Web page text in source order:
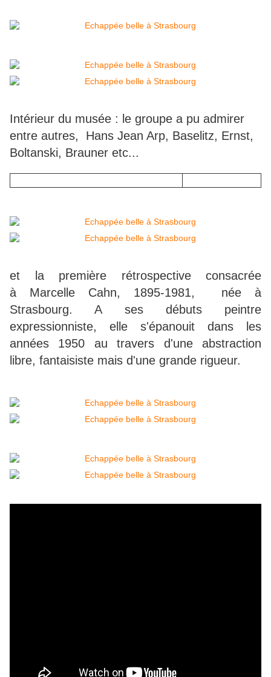
Intérieur du musée : le groupe a pu admirer
entre autres, Hans Jean Arp, Baselitz, Ernst,
Boltanski, Brauner etc...
et la première rétrospective consacrée
à Marcelle Cahn, 1895-1981, née à
Strasbourg. A ses débuts peintre
expressionniste, elle s'épanouit dans les
années 1950 au travers d'une abstraction
libre, fantaisiste mais d'une grande rigueur.